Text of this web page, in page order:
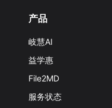
产品
岐慧AI
益学惠
File2MD
服务状态